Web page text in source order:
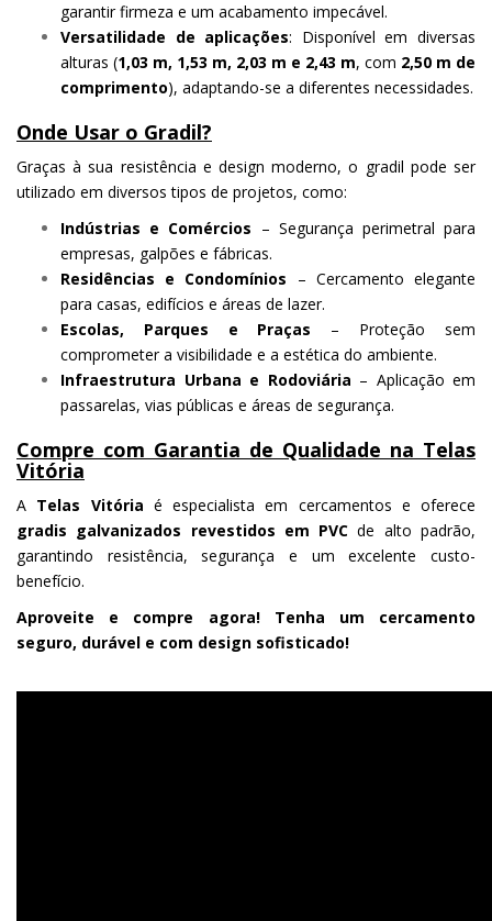
garantir firmeza e um acabamento impecável.
Versatilidade de aplicações: Disponível em diversas
alturas (1,03 m, 1,53 m, 2,03 m e 2,43 m, com 2,50 m de
comprimento), adaptando-se a diferentes necessidades.
Onde Usar o Gradil?
Graças à sua resistência e design moderno, o gradil pode ser
utilizado em diversos tipos de projetos, como:
Indústrias e Comércios – Segurança perimetral para
empresas, galpões e fábricas.
Residências e Condomínios – Cercamento elegante
para casas, edifícios e áreas de lazer.
Escolas, Parques e Praças – Proteção sem
comprometer a visibilidade e a estética do ambiente.
Infraestrutura Urbana e Rodoviária – Aplicação em
passarelas, vias públicas e áreas de segurança.
Compre com Garantia de Qualidade na Telas
Vitória
A Telas Vitória é especialista em cercamentos e oferece
gradis galvanizados revestidos em PVC de alto padrão,
garantindo resistência, segurança e um excelente custo-
benefício.
Aproveite e compre agora! Tenha um cercamento
seguro, durável e com design sofisticado!